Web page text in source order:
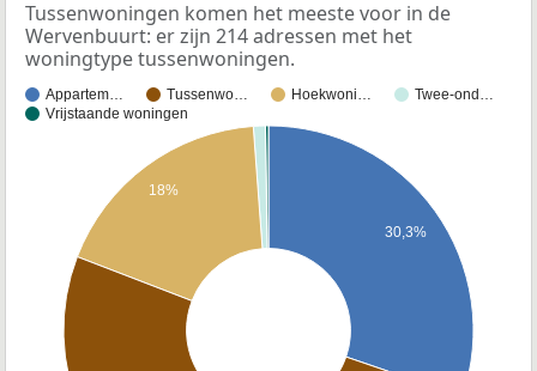
Tussenwoningen komen het meeste voor in de
Wervenbuurt: er zijn 214 adressen met het
woningtype tussenwoningen.
Appartem… Tussenwo… Hoekwoni…
Twee-ond…
Vrijstaande woningen
30,3%
18%